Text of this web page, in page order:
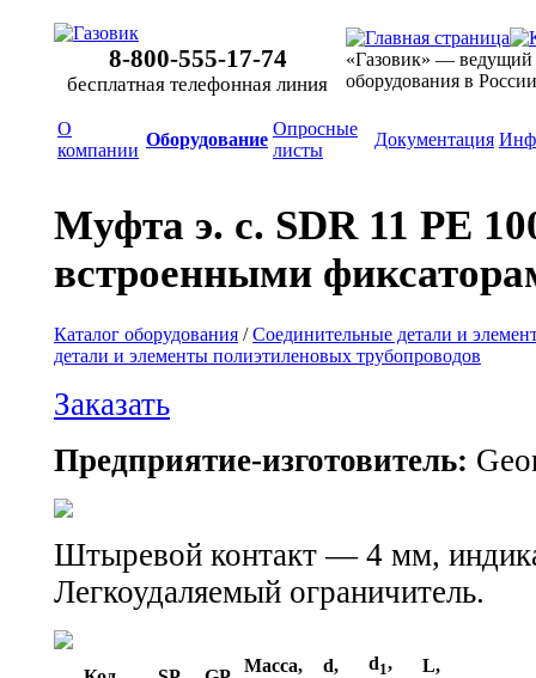
8-800-555-17-74
бесплатная телефонная линия
«Газовик» — ведущий
оборудования в России
О
компании
Оборудование
Опросные
листы
Документация
Муфта э. с. SDR 11 PE
встроенными
Каталог оборудования /Соединительные детали и
детали и элементы полиэтиленовых трубопроводов
Заказать
Предприятие-изготовитель:
Штыревой контакт — 4 мм,
Легкоудаляемый ограничитель.
Масса,
d,
d1,
L,